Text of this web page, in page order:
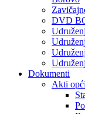
DVD
Dokumenti
Akti